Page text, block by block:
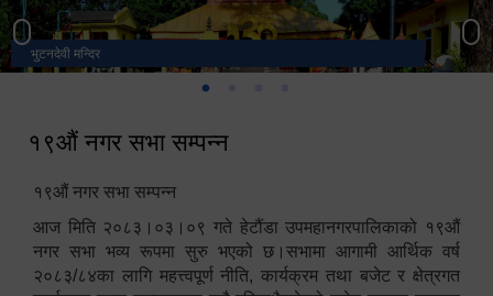
भुटनदेवी मन्दिर
स्मारक
हेटौंडा उपमहानगरपालिका नगर कार्यपालिकाको कार्यालय
मनकामना डाँडाबाट देखिएको दृश्य
१९औं नगर सभा सम्पन्न
१९औं नगर सभा सम्पन्न
आज मिति २०८३।०३।०९ गते हेटौंडा उपमहानगरपालिकाको १९औं
नगर सभा भव्य रूपमा सुरु भएको छ।सभामा आगामी आर्थिक वर्ष
२०८३/८४का लागि महत्त्वपूर्ण नीति, कार्यक्रम तथा बजेट र क्षेत्रगत